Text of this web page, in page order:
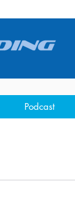
Podcast